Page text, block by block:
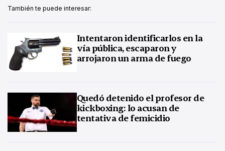
También te puede interesar:
Intentaron identificarlos en la
vía pública, escaparon y
arrojaron un arma de fuego
Quedó detenido el profesor de
kickboxing: lo acusan de
tentativa de femicidio